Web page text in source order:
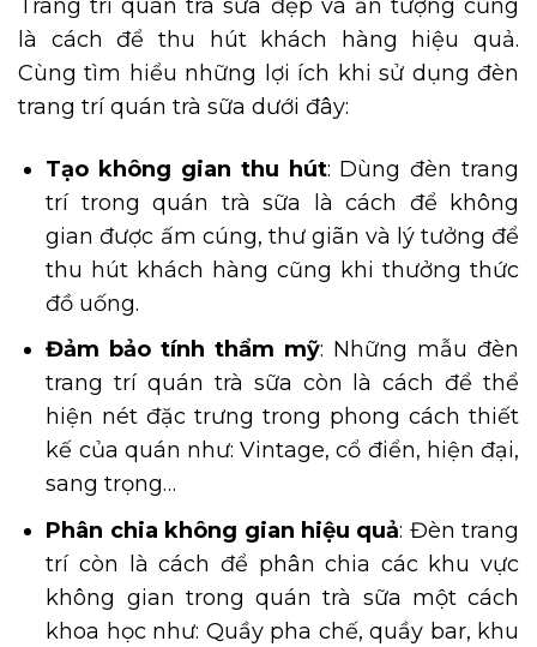
Trang trí quán trà sữa đẹp và ấn tượng cũng
là cách để thu hút khách hàng hiệu quả.
Cùng tìm hiểu những lợi ích khi sử dụng đèn
trang trí quán trà sữa dưới đây:
Tạo không gian thu hút: Dùng đèn trang
trí trong quán trà sữa là cách để không
gian được ấm cúng, thư giãn và lý tưởng để
thu hút khách hàng cũng khi thưởng thức
đồ uống.
Đảm bảo tính thẩm mỹ: Những mẫu đèn
trang trí quán trà sữa còn là cách để thể
hiện nét đặc trưng trong phong cách thiết
kế của quán như: Vintage, cổ điển, hiện đại,
sang trọng…
Phân chia không gian hiệu quả: Đèn trang
trí còn là cách để phân chia các khu vực
không gian trong quán trà sữa một cách
khoa học như: Quầy pha chế, quầy bar, khu